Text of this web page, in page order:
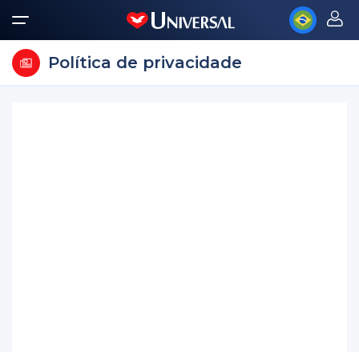
Política de privacidade